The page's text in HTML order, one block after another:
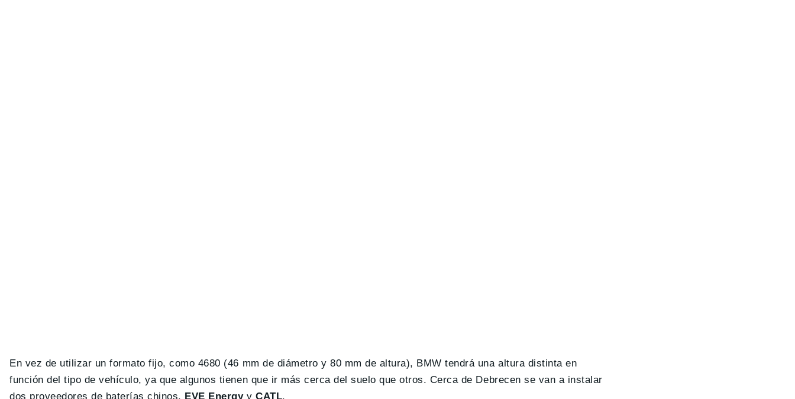
En vez de utilizar un formato fijo, como 4680 (46 mm de diámetro y 80 mm de altura), BMW tendrá una altura distinta en
función del tipo de vehículo, ya que algunos tienen que ir más cerca del suelo que otros. Cerca de Debrecen se van a instalar
dos proveedores de baterías chinos, EVE EnergyyCATL.